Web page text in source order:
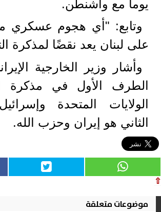
يوما مع واشنطن.
وتابع: "أي هجوم عسكري
على لبنان يعد نقضًا لمذكرة
وأشار وزير الخارجية
الطرف الأول في مذكرة
الولايات المتحدة
الثاني هو إيران وحزب الله.
⇧
موضوعات متعلقة